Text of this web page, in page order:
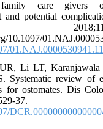
family care givers
and potential
10.1097/
UR, Li LT,
Systematic review of
for ostomates. Dis
37.